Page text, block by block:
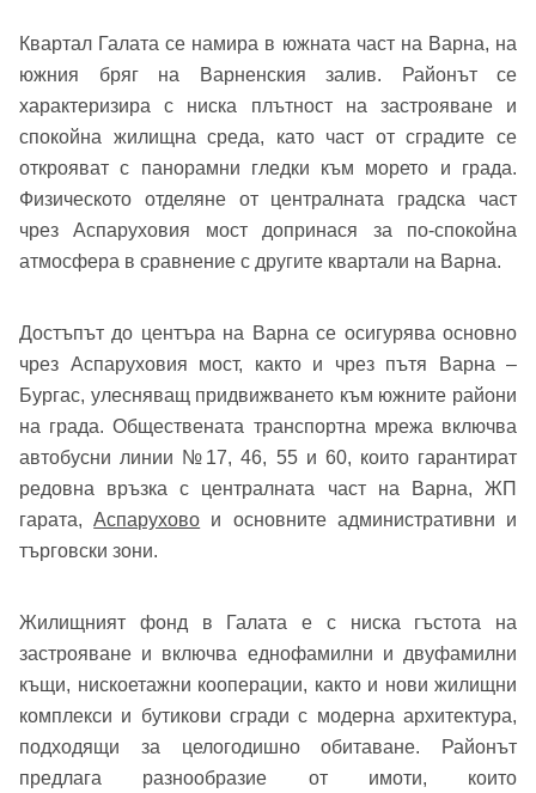
Квартал Галата се намира в южната част на Варна, на
южния бряг на Варненския залив. Районът се
характеризира с ниска плътност на застрояване и
спокойна жилищна среда, като част от сградите се
открояват с панорамни гледки към морето и града.
Физическото отделяне от централната градска част
чрез Аспаруховия мост допринася за по-спокойна
атмосфера в сравнение с другите квартали на Варна.
Достъпът до центъра на Варна се осигурява основно
чрез Аспаруховия мост, както и чрез пътя Варна –
Бургас, улесняващ придвижването към южните райони
на града. Обществената транспортна мрежа включва
автобусни линии №17, 46, 55 и 60, които гарантират
редовна връзка с централната част на Варна, ЖП
гарата,Аспарухово и основните административни и
търговски зони.
Жилищният фонд в Галата е с ниска гъстота на
застрояване и включва еднофамилни и двуфамилни
къщи, нискоетажни кооперации, както и нови жилищни
комплекси и бутикови сгради с модерна архитектура,
подходящи за целогодишно обитаване. Районът
предлага разнообразие от имоти, които